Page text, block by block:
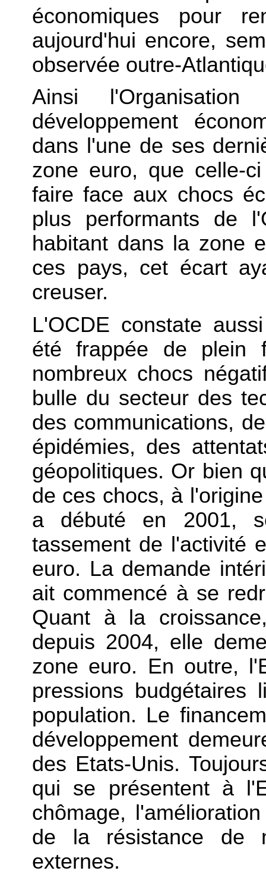
économiques pour
aujourd'hui encore,
observée outre-
Ainsi
développement
dans l'une de ses
zone euro, que celle-
faire face aux chocs
plus performants de
habitant dans la zone
ces pays, cet écart
creuser.
L'OCDE constate
été frappée de plein
nombreux chocs
bulle du secteur des
des communications,
épidémies, des
géopolitiques. Or bien
de ces chocs, à
a débuté en 2001,
tassement de l'activité
euro. La demande
ait commencé à se
Quant à la
depuis 2004, elle
zone euro. En outre,
pressions budgétaires
population. Le
développement
des Etats-Unis.
qui se présentent à
chômage,
de la résistance de
externes.